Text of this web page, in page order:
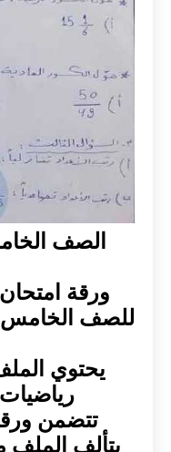
الصف
ورقة
للصف الخامس
يحتوي
تتضمن ورقة